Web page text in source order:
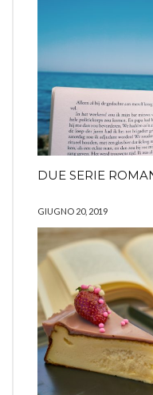
DUE SERIE
GIUGNO 20, 2019